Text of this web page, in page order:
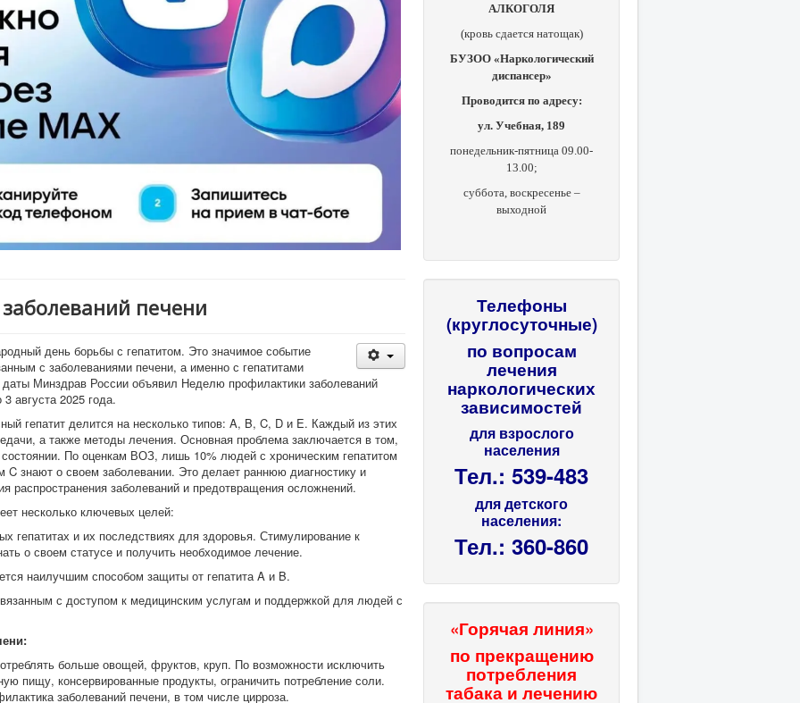
печени
день борьбы с гепатитом. Это значимое событие
с заболеваниями печени, а именно с гепатитами
Минздрав России объявил Неделю профилактики заболеваний
августа 2025 года.
гепатит делится на несколько типов: A, B, C, D и E. Каждый из этих
а также методы лечения. Основная проблема заключается в том,
По оценкам ВОЗ, лишь 10% людей с хроническим гепатитом
C знают о своем заболевании. Это делает раннюю диагностику и
распространения заболеваний и предотвращения осложнений.
несколько ключевых целей:
гепатитах и их последствиях для здоровья. Стимулирование к
о своем статусе и получить необходимое лечение.
наилучшим способом защиты от гепатита A и B.
с доступом к медицинским услугам и поддержкой для людей с
больше овощей, фруктов, круп. По возможности исключить
пищу, консервированные продукты, ограничить потребление соли.
заболеваний печени, в том числе цирроза.
АЛКОГОЛЯ
(кровь сдается натощак)
БУЗОО «Наркологический
диспансер»
Проводится по адресу:
ул. Учебная, 189
понедельник-пятница 09.00-
13.00;
суббота, воскресенье –
выходной
Телефоны
(круглосуточные)
по вопросам
лечения
наркологических
зависимостей
для взрослого
населения
Тел.: 539-483
для детского
населения:
Тел.: 360-860
«Горячая линия»
по прекращению
потребления
табака и лечению